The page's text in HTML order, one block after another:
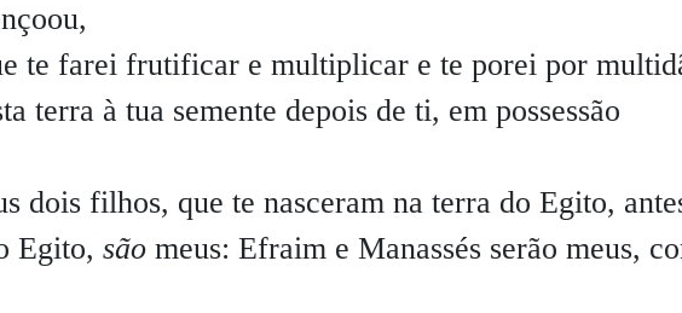
te farei frutificar e multiplicar e te porei por
terra à tua semente depois de ti, em possessão
dois filhos, que te nasceram na terra do Egito,
Egito, são meus: Efraim e Manassés serão meus,